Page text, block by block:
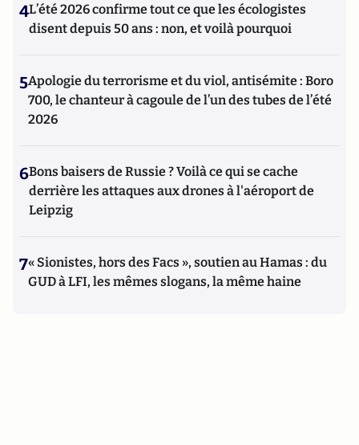
4L’été 2026 confirme tout ce que les écologistes
disent depuis 50 ans : non, et voilà pourquoi
5Apologie du terrorisme et du viol, antisémite : Boro
700, le chanteur à cagoule de l’un des tubes de l’été
2026
6Bons baisers de Russie ? Voilà ce qui se cache
derrière les attaques aux drones à l'aéroport de
Leipzig
7« Sionistes, hors des Facs », soutien au Hamas : du
GUD à LFI, les mêmes slogans, la même haine